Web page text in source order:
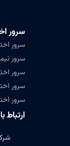
سرور
سرور
سرور
سرور
سرور
سرور
ارتباط